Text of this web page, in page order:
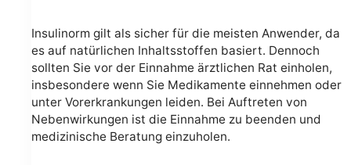
Insulinorm gilt als sicher für die meisten Anwender, da
es auf natürlichen Inhaltsstoffen basiert. Dennoch
sollten Sie vor der Einnahme ärztlichen Rat einholen,
insbesondere wenn Sie Medikamente einnehmen oder
unter Vorerkrankungen leiden. Bei Auftreten von
Nebenwirkungen ist die Einnahme zu beenden und
medizinische Beratung einzuholen.